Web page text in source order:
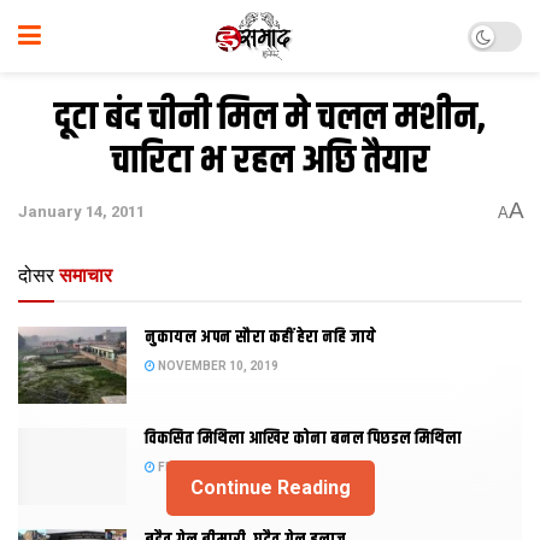
दूटा बंद चीनी मिल मे चलल मशीन,
चारिटा भ रहल अछि तैयार
January 14, 2011 AA
दोसर समाचार
नुकायल अपन सौरा कहीं हेरा नहि जाये
NOVEMBER 10, 2019
विकसित मिथिला आखिर कोना बनल पिछडल मिथिला
FEBRUARY 23, 2019
Continue Reading